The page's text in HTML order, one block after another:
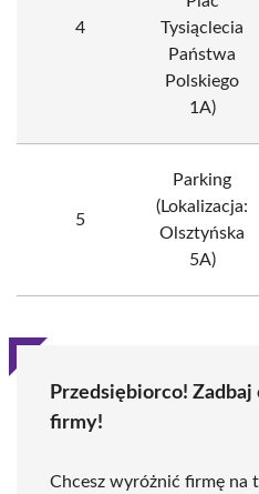
4
Tysiąclecia
Państwa
Polskiego
1A)
5
Parking
(Lokalizacja:
Olsztyńska
5A)
Przedsiębiorco!
firmy!
Chcesz wyróżnić firmę na